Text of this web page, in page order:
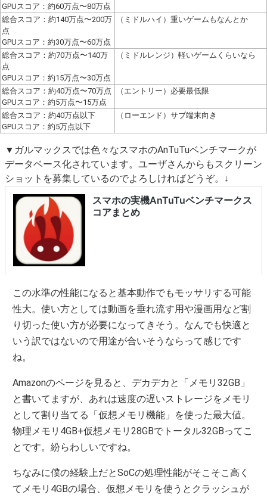
GPUスコア：約60万点〜80万点
総合スコア：約140万点〜200万
点
GPUスコア：約30万点〜60万点
（ミドルハイ）重いゲームもなんとか
総合スコア：約70万点〜140万
点
GPUスコア：約15万点〜30万点
（ミドルレンジ）軽いゲームくらいなら
総合スコア：約40万点〜70万点
GPUスコア：約5万点〜15万点
（エントリー）必要最低限
総合スコア：約40万点以下
GPUスコア：約5万点以下
（ローエンド）サブ端末向き
▼ガルマックスでは色々なスマホのAnTuTuベンチマークが
データベース化されています。ユーザさんからもスクリーン
ショットを募集しているのでよろしければどうぞ。↓
この水準の性能になると基本動作でもモッサリする可能
性大。使い方としては動画を垂れ流す用や漫画用など割
り切った使い方が必要になってきそう。なんでも快適と
いう訳ではないので用途が合いそうならって感じです
ね。
Amazonのページを見ると、デカデカと「メモリ32GB」
と書いてますが、あれは速度の遅いストレージをメモリ
として割り当てる「仮想メモリ機能」を使った最大値。
物理メモリ4GB+仮想メモリ28GBでトータル32GBってこ
とです。紛らわしいですね。
ちなみに僕の経験上だとSoCの処理性能がそこそこ高く
てメモリ4GBの場合、仮想メモリを使うとクラッシュが